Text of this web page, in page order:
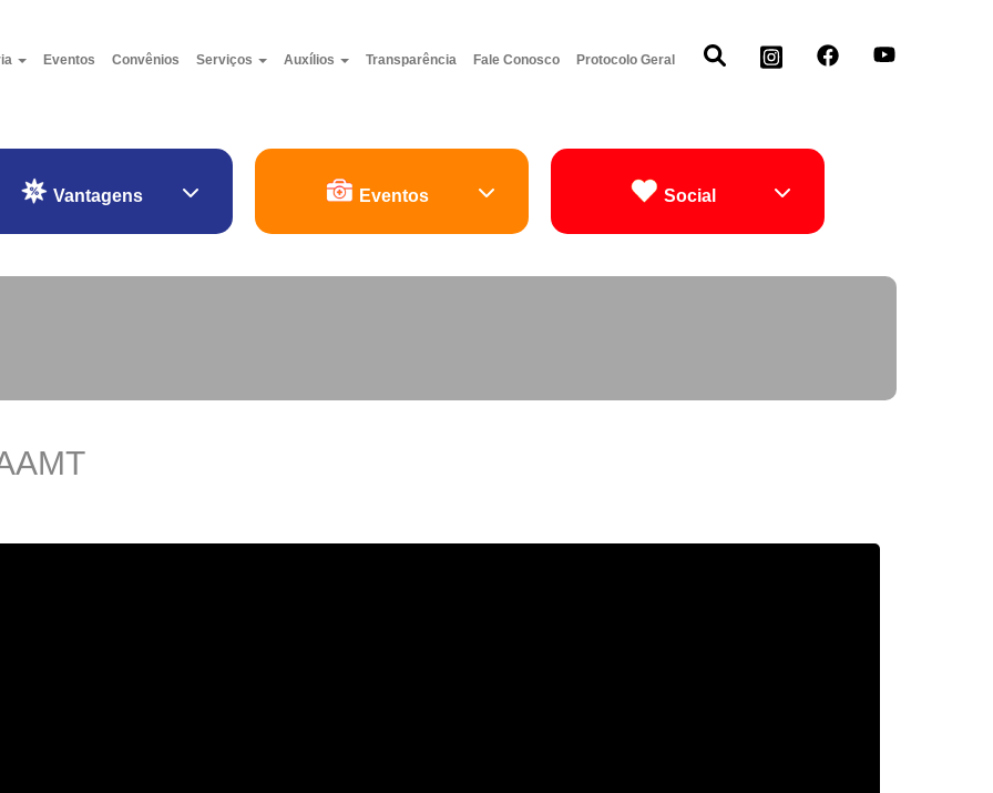
Eventos Convênios Serviços Auxílios Transparência Fale Conosco Protocolo Geral
Vantagens Eventos Social